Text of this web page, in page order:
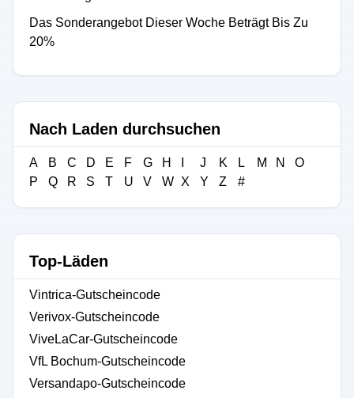
Das Sonderangebot Dieser Woche Beträgt Bis Zu
20%
Nach Laden durchsuchen
A B C D E F G H J K L M N
O
P
Q R S T U V W X Y Z #
Top-Läden
Vintrica-Gutscheincode
Verivox-Gutscheincode
ViveLaCar-Gutscheincode
VfL Bochum-Gutscheincode
Versandapo-Gutscheincode